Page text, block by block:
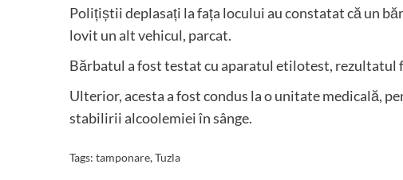
Polițiștii deplasați la fața locului au constatat că un
lovit un alt vehicul, parcat.
Bărbatul a fost testat cu aparatul etilotest, rezultatul
Ulterior, acesta a fost condus la o unitate medicală,
stabilirii alcoolemiei în sânge.
Tags: tamponare,Tuzla